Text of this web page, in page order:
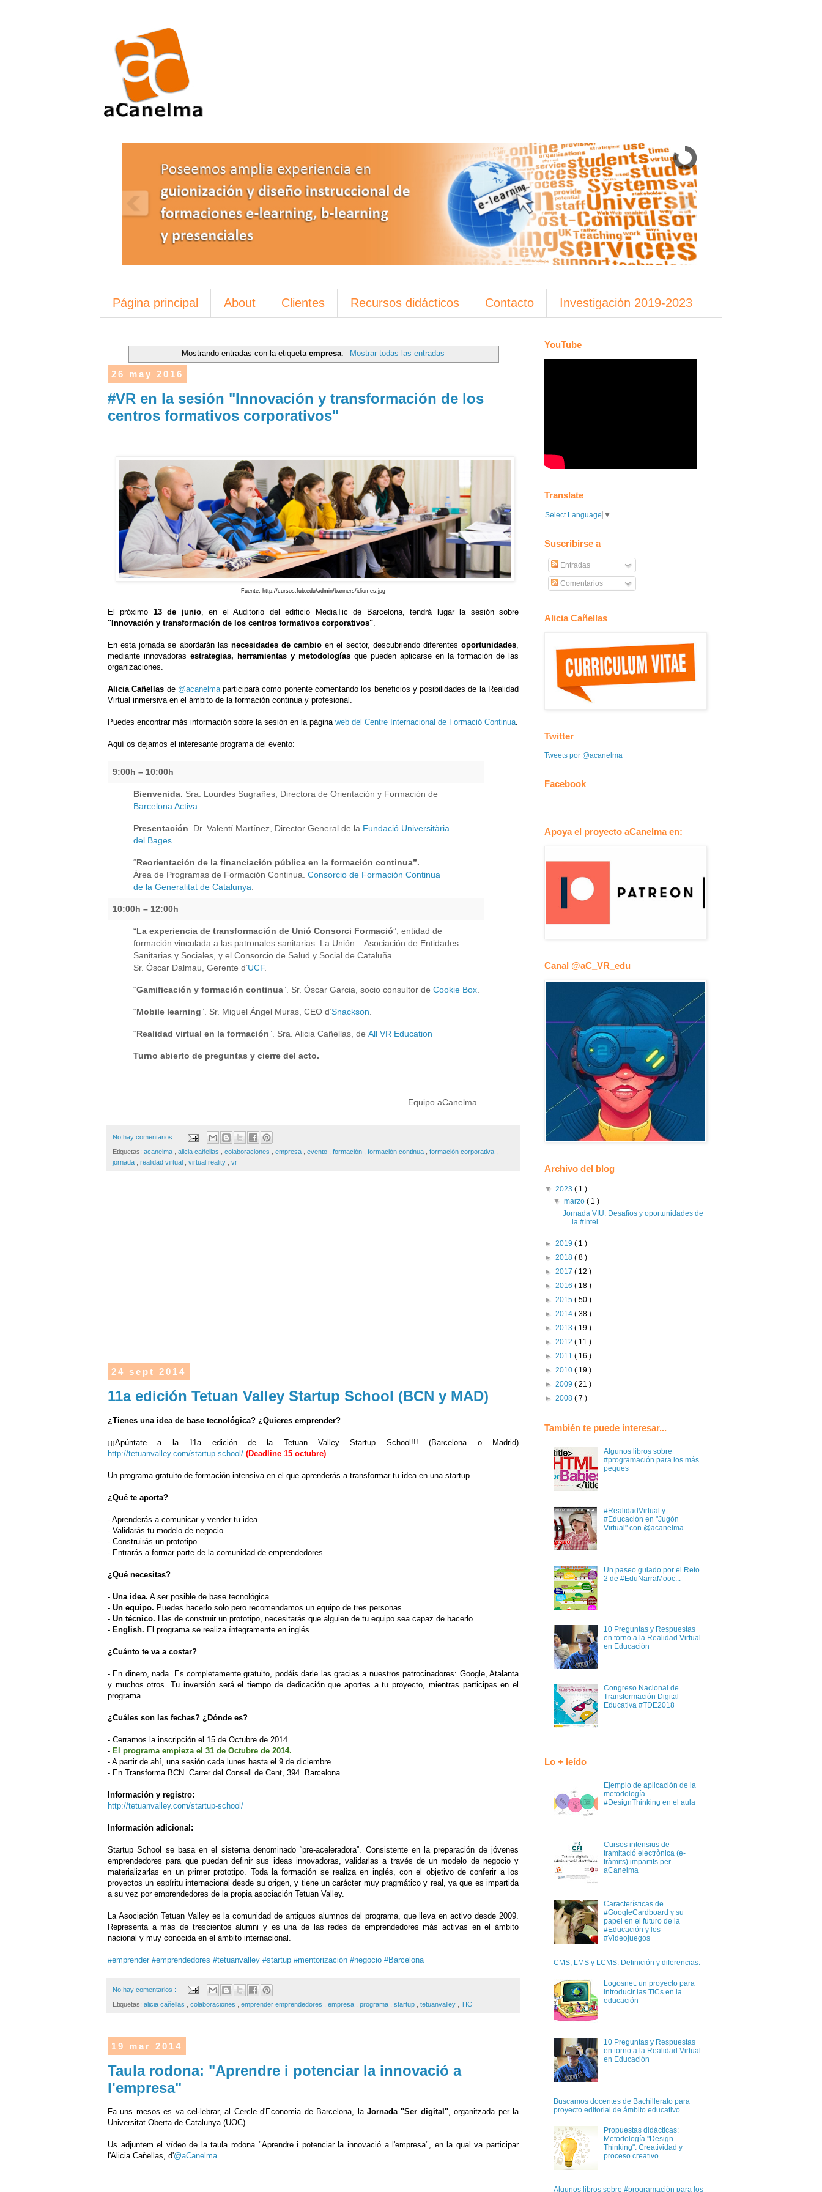
Página principal About Clientes Recursos didácticos Contacto Investigación 2019-2023
Mostrando entradas con la etiquetaempresa Mostrar todas las entradas
26 may 2016
#VR en la sesión "Innovación y transformación de los
centros formativos corporativos"
Fuente: http://cursos.fub.edu/admin/banners/idiomes.jpg
El próximo 13 de junio, en el Auditorio del edificio MediaTic de Barcelona, tendrá lugar la sesión sobre
"Innovación y transformación de los centros formativos corporativos".
En esta jornada se abordarán las necesidades de cambio en el sector, descubriendo diferentesoportunidades,
mediante innovadoras estrategias, herramientas y metodologías que pueden aplicarse en la formación de las
organizaciones.
Alicia Cañellas de @acanelmaparticipará como ponente comentando los beneficios y posibilidades de la Realidad
Virtual inmersiva en el ámbito de la formación continua y profesional.
Puedes encontrar más información sobre la sesión en la página web del Centre Internacional de Formació Continua.
Aquí os dejamos el interesante programa del evento:
9:00h – 10:00h
Bienvenida. Sra. Lourdes Sugrañes, Directora de Orientación y Formación de
Barcelona Activa
Presentación . Dr. Valentí Martínez, Director General de la Fundació Universitària
del Bages
“Reorientación de la financiación pública en la formación continua”.
Área de Programas de Formación Continua. Consorcio de Formación Continua
de la Generalitat de Catalunya
10:00h – 12:00h
“La experiencia de transformación de Unió Consorci Formació”, entidad de
formación vinculada a las patronales sanitarias: La Unión – Asociación de Entidades
Sanitarias y Sociales, y el Consorcio de Salud y Social de Cataluña.
Sr. Òscar Dalmau, Gerente d’UCF.
“Gamificación y formación continua”. Sr. Òscar Garcia, socio consultor de Cookie Box
“Mobile learning”. Sr. Miguel Àngel Muras, CEO d’Snackson
“Realidad virtual en la formación”. Sra. Alicia Cañellas, de All VR Education
Turno abierto de preguntas y cierre del acto.
Equipo aCanelma.
No hay comentarios :
Etiquetas: acanelma , alicia cañellas , colaboraciones , empresa , evento , formación , formación continua , formación corporativa ,
jornada , realidad virtual , virtual reality , vr
24 sept 2014
11a edición Tetuan Valley Startup School (BCN y MAD)
¿Tienes una idea de base tecnológica? ¿Quieres emprender?
¡¡¡Apúntate a la 11a edición de la Tetuan ValleyStartup School!!! (Barcelona o Madrid)
http://tetuanvalley.com/startup-school/ (Deadline 15 octubre)
Un programa gratuito de formación intensiva en el que aprenderás a transformar tu idea en una startup.
¿Qué te aporta?
- Aprenderás a comunicar y vender tu idea.
- Validarás tu modelo de negocio.
- Construirás un prototipo.
- Entrarás a formar parte de la comunidad de emprendedores.
¿Qué necesitas?
- Una idea. A ser posible de base tecnológica.
- Un equipo. Puedes hacerlo solo pero recomendamos un equipo de tres personas.
- Un técnico. Has de construir un prototipo, necesitarás que alguien de tu equipo sea capaz de hacerlo..
- English. El programa se realiza íntegramente en inglés.
¿Cuánto te va a costar?
- En dinero, nada. Es completamente gratuito, podéis darle las gracias a nuestros patrocinadores: Google, Atalanta
y muchos otros. Tu inversión será el tiempo de dedicación que aportes a tu proyecto, mientras participas en el
programa.
¿Cuáles son las fechas? ¿Dónde es?
- Cerramos la inscripción el 15 de Octubre de 2014.
- El programa empieza el 31 de Octubre de 2014.
- A partir de ahí, una sesión cada lunes hasta el 9 de diciembre.
- En Transforma BCN. Carrer del Consell de Cent, 394. Barcelona.
Información y registro:
http://tetuanvalley.com/startup-school/
Información adicional:
Startup School se basa en el sistema denominado “pre-aceleradora”. Consistente en la preparación de jóvenes
emprendedores para que puedan definir sus ideas innovadoras, validarlas a través de un modelo de negocio y
materializarlas en un primer prototipo. Toda la formación se realiza en inglés, con el objetivo de conferir a los
proyectos un espíritu internacional desde su origen, y tiene un carácter muy pragmático y real, ya que es impartida
a su vez por emprendedores de la propia asociación Tetuan Valley.
La Asociación Tetuan Valley es la comunidad de antiguos alumnos del programa, que lleva en activo desde 2009.
Representa a más de trescientos alumni y es una de las redes de emprendedores más activas en el ámbito
nacional y muy conocida en el ámbito internacional.
‪#‎emprender‬ ‪#‎emprendedores‬ ‪#‎tetuanvalley‬ ‪#‎startup‬ ‪#‎mentorización‬ ‪#‎negocio‬ ‪#‎Barcelona‬
No hay comentarios :
Etiquetas: alicia cañellas colaboraciones emprender emprendedores empresa programa startup tetuanvalley TIC
19 mar 2014
Taula rodona: "Aprendre i potenciar la innovació a
l'empresa"
Fa uns mesos es va cel·lebrar, al Cercle d'Economia de Barcelona, la Jornada "Ser digital", organitzada per la
Universitat Oberta de Catalunya (UOC).
Us adjuntem el vídeo de la taula rodona "Aprendre i potenciar la innovació a l'empresa", en la qual va participar
l'Alicia Cañellas, d'@aCanelma.
YouTube
Translate
Select Language ▼
Suscribirse a
Entradas
Comentarios
Alicia Cañellas
Twitter
Tweets por @acanelma
Facebook
Apoya el proyecto aCanelma en:
Canal @aC_VR_edu
Archivo del blog
▼ 2023 ( 1 )
▼marzo( 1 )
Jornada VIU: Desafíos y oportunidades de
la #Intel...
► 2019 ( 1 )
► 2018 ( 8 )
► 2017 ( 12 )
► 2016 ( 18 )
► 2015 ( 50 )
► 2014 ( 38 )
► 2013 ( 19 )
► 2012 ( 11 )
► 2011 ( 16 )
► 2010 ( 19 )
► 2009 ( 21 )
► 2008 ( 7 )
También te puede interesar...
Algunos libros sobre
#programación para los más
peques
#RealidadVirtual y
#Educación en "Jugón
Virtual" con @acanelma
Un paseo guiado por el Reto
2 de #EduNarraMooc...
10 Preguntas y Respuestas
en torno a la Realidad Virtual
en Educación
Congreso Nacional de
Transformación Digital
Educativa #TDE2018
Lo + leído
Ejemplo de aplicación de la
metodología
#DesignThinking en el aula
Cursos intensius de
tramitació electrònica (e-
tràmits) impartits per
aCanelma
Características de
#GoogleCardboard y su
papel en el futuro de la
#Educación y los
#Videojuegos
CMS, LMS y LCMS. Definición y diferencias.
Logosnet: un proyecto para
introducir las TICs en la
educación
10 Preguntas y Respuestas
en torno a la Realidad Virtual
en Educación
Buscamos docentes de Bachillerato para
proyecto editorial de ámbito educativo
Propuestas didácticas:
Metodología "Design
Thinking". Creatividad y
proceso creativo
Algunos libros sobre #programación para los